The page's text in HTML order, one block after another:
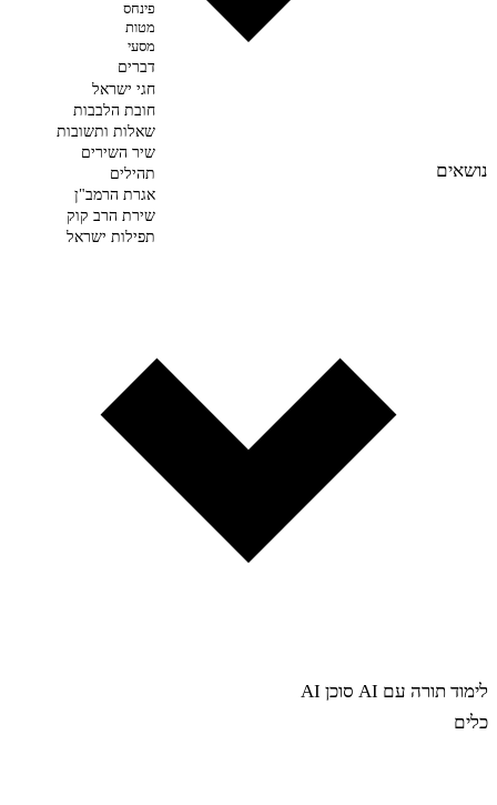
נושאים
לימוד תורה עם AI
סוכן AI
כלים
פינחס
מטות
מסעי
דברים
חגי ישראל
חובת הלבבות
שאלות ותשובות
שיר השירים
תהילים
אגרת הרמב"ן
שירת הרב קוק
תפילות ישראל